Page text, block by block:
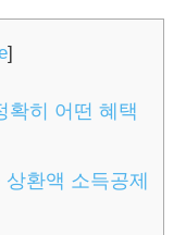
]
확히 어떤 혜택
환액 소득공제